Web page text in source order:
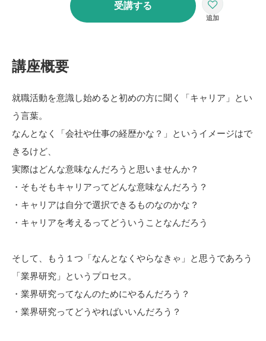
受講する
講座概要
就職活動を意識し始めると初めの方に聞く「キャリア」とい
う言葉。
なんとなく「会社や仕事の経歴かな？」というイメージはで
きるけど、
実際はどんな意味なんだろうと思いませんか？
・そもそもキャリアってどんな意味なんだろう？
・キャリアは自分で選択できるものなのかな？
・キャリアを考えるってどういうことなんだろう
そして、もう１つ「なんとなくやらなきゃ」と思うであろう
「業界研究」というプロセス。
・業界研究ってなんのためにやるんだろう？
・業界研究ってどうやればいいんだろう？